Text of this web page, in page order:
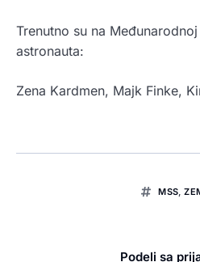
Trenutno su na
astronauta:
Zena Kardmen, Majk Finke,
MSS,
Podeli sa